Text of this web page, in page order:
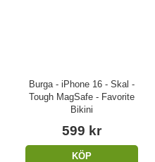
Burga - iPhone 16 - Skal -
Tough MagSafe - Favorite
Bikini
599 kr
KÖP